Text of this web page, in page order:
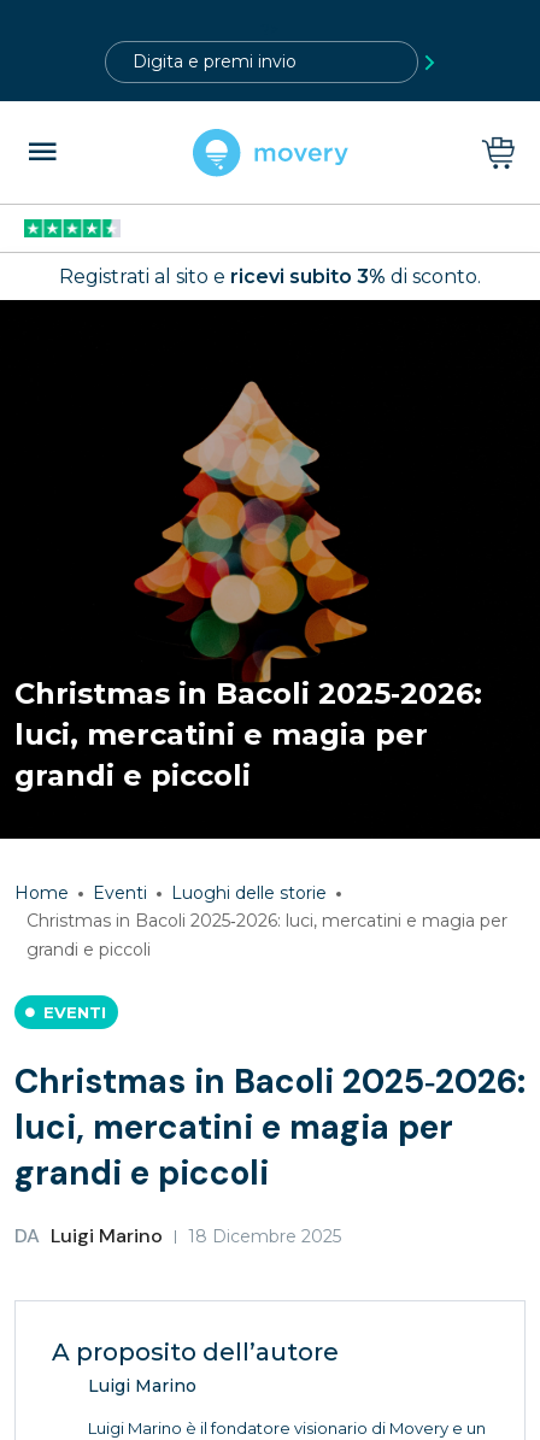
Registrati al sito e ricevi subito 3% di sconto.
Christmas in Bacoli 2025‑2026:
luci, mercatini e magia per
grandi e piccoli
Home Eventi
Luoghi delle storie
Christmas in Bacoli 2025‑2026: luci, mercatini e magia per
grandi e piccoli
EVENTI
Christmas in Bacoli 2025‑2026:
luci, mercatini e magia per
grandi e piccoli
DA Luigi Marino 18 Dicembre 2025
A proposito dell’autore
Luigi Marino
Luigi Marino è il fondatore visionario di Movery e un